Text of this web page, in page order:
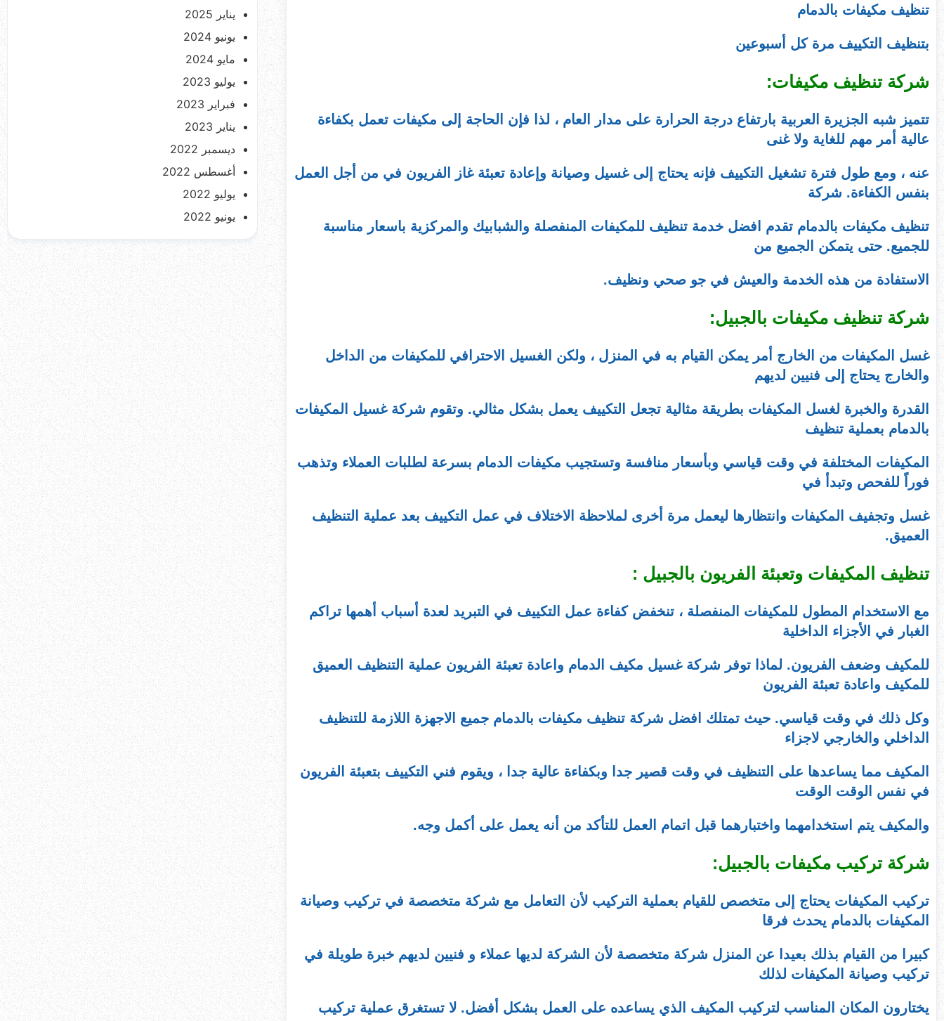
تنظيف مكيفات بالدمام
بتنظيف التكييف مرة كل أسبوعين
شركة تنظيف مكيفات:
تتميز شبه الجزيرة العربية بارتفاع درجة الحرارة على مدار العام ، لذا فإن الحاجة إلى مكيفات تعمل بكفاءة
عالية أمر مهم للغاية ولا غنى
عنه ، ومع طول فترة تشغيل التكييف فإنه يحتاج إلى غسيل وصيانة وإعادة تعبئة غاز الفريون في من أجل العمل
بنفس الكفاءة. شركة
تنظيف مكيفات بالدمام تقدم افضل خدمة تنظيف للمكيفات المنفصلة والشبابيك والمركزية باسعار مناسبة
للجميع. حتى يتمكن الجميع من
الاستفادة من هذه الخدمة والعيش في جو صحي ونظيف.
شركة تنظيف مكيفات بالجبيل:
غسل المكيفات من الخارج أمر يمكن القيام به في المنزل ، ولكن الغسيل الاحترافي للمكيفات من الداخل
والخارج يحتاج إلى فنيين لديهم
القدرة والخبرة لغسل المكيفات بطريقة مثالية تجعل التكييف يعمل بشكل مثالي. وتقوم شركة غسيل المكيفات
بالدمام بعملية تنظيف
المكيفات المختلفة في وقت قياسي وبأسعار منافسة وتستجيب مكيفات الدمام بسرعة لطلبات العملاء وتذهب
فوراً للفحص وتبدأ في
غسل وتجفيف المكيفات وانتظارها ليعمل مرة أخرى لملاحظة الاختلاف في عمل التكييف بعد عملية التنظيف
العميق.
تنظيف المكيفات وتعبئة الفريون بالجبيل :
مع الاستخدام المطول للمكيفات المنفصلة ، تنخفض كفاءة عمل التكييف في التبريد لعدة أسباب أهمها تراكم
الغبار في الأجزاء الداخلية
للمكيف وضعف الفريون. لماذا توفر شركة غسيل مكيف الدمام واعادة تعبئة الفريون عملية التنظيف العميق
للمكيف واعادة تعبئة الفريون
وكل ذلك في وقت قياسي. حيث تمتلك افضل شركة تنظيف مكيفات بالدمام جميع الاجهزة اللازمة للتنظيف
الداخلي والخارجي لاجزاء
المكيف مما يساعدها على التنظيف في وقت قصير جدا وبكفاءة عالية جدا ، ويقوم فني التكييف بتعبئة الفريون
في نفس الوقت الوقت
والمكيف يتم استخدامهما واختبارهما قبل اتمام العمل للتأكد من أنه يعمل على أكمل وجه.
شركة تركيب مكيفات بالجبيل:
تركيب المكيفات يحتاج إلى متخصص للقيام بعملية التركيب لأن التعامل مع شركة متخصصة في تركيب وصيانة
المكيفات بالدمام يحدث فرقا
كبيرا من القيام بذلك بعيدا عن المنزل شركة متخصصة لأن الشركة لديها عملاء و فنيين لديهم خبرة طويلة في
تركيب وصيانة المكيفات لذلك
يختارون المكان المناسب لتركيب المكيف الذي يساعده على العمل بشكل أفضل. لا تستغرق عملية تركيب
يناير 2025
يونيو 2024
مايو 2024
يوليو 2023
فبراير 2023
يناير 2023
ديسمبر 2022
أغسطس 2022
يوليو 2022
يونيو 2022